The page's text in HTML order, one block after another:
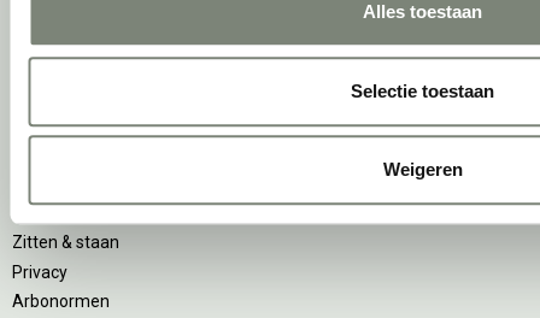
Alles toestaan
Selectie toestaan
Weigeren
(Video)bellen
Zitten & staan
Privacy
Arbonormen